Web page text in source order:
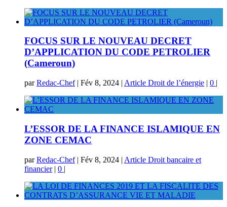
FOCUS SUR LE NOUVEAU DECRET
D’APPLICATION DU CODE PETROLIER
(Cameroun)
parRedac-Chef| Fév 8, 2024 | Article Droit de l’énergie | 0 |
L’ESSOR DE LA FINANCE ISLAMIQUE EN
ZONE CEMAC
parRedac-Chef| Fév 8, 2024 | Article Droit bancaire et
financier| 0 |